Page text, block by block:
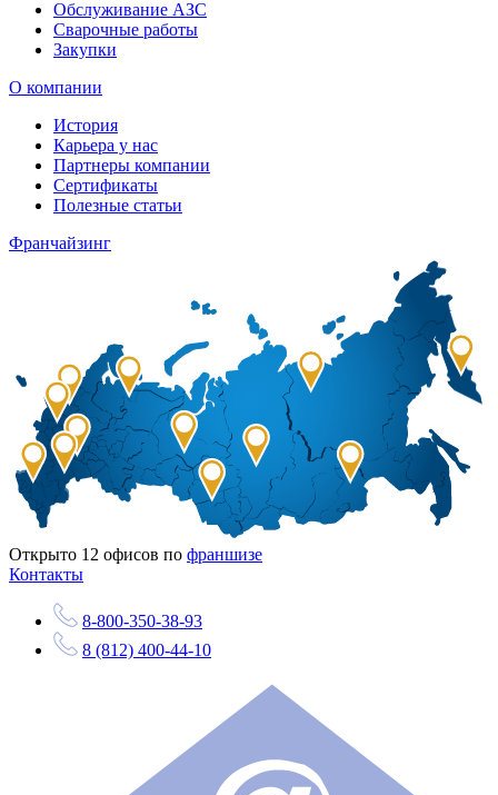
Обслуживание АЗС
Сварочные работы
Закупки
О компании
История
Карьера у нас
Партнеры компании
Сертификаты
Полезные статьи
Франчайзинг
Открыто 12 офисов по франшизе
Контакты
8-800-350-38-93
8 (812) 400-44-10